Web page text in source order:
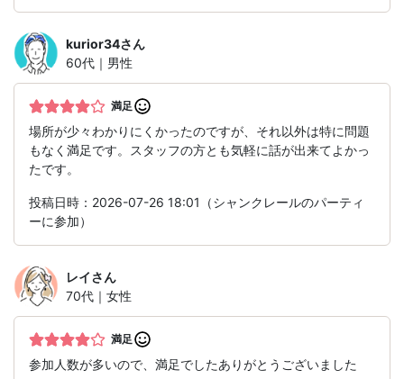
kurior34さん
60代｜男性
満足
場所が少々わかりにくかったのですが、それ以外は特に問題
もなく満足です。スタッフの方とも気軽に話が出来てよかっ
たです。
投稿日時：2026-07-26 18:01（シャンクレールのパーティ
ーに参加）
レイさん
70代｜女性
満足
参加人数が多いので、満足でしたありがとうございました